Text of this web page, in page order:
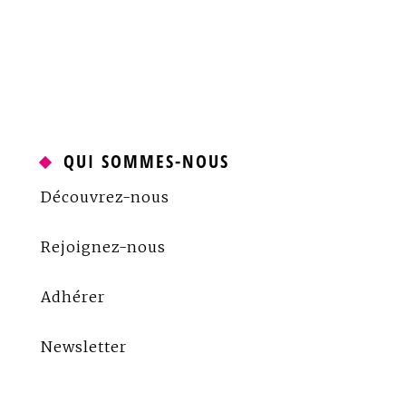
QUI SOMMES-NOUS
Découvrez-nous
Rejoignez-nous
Adhérer
Newsletter